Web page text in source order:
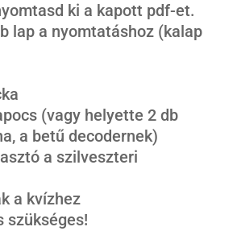
ki a kapott pdf-et.
lap a nyomtatáshoz (kalap
(vagy helyette 2 db
a betű decodernek)
a szilveszteri
a kvízhez
szükséges!